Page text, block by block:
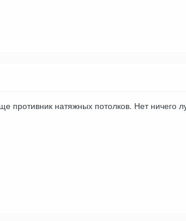
противник натяжных потолков. Нет ничего